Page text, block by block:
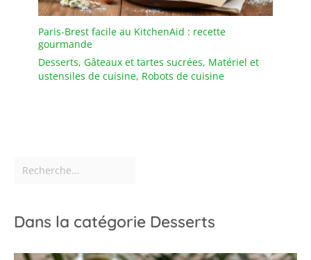
les écoles, ainsi que
comme espaces réservés
et tableaux à messages,
avec support convient
également pour un usage
Paris-Brest facile au KitchenAid : recette
gourmande
Desserts, Gâteaux et tartes sucrées, Matériel et
ustensiles de cuisine, Robots de cuisine
Dans la catégorie Desserts